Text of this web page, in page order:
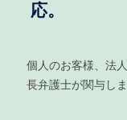
応。
個人のお客様、法
長弁護士が関与しま